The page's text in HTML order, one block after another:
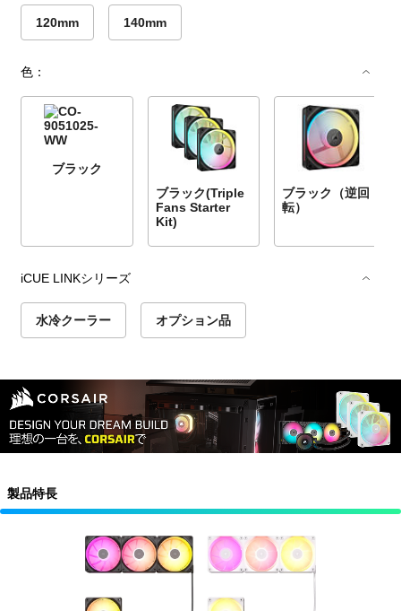
120mm 140mm
色：
ブラック
ブラック(Triple
Fans Starter
Kit)
ブラック（逆回
転）
iCUE LINKシリーズ
水冷クーラー オプション品
製品特長